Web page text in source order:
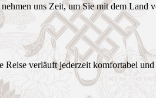
uns Zeit, um Sie mit dem Land
verläuft jederzeit komfortabel und